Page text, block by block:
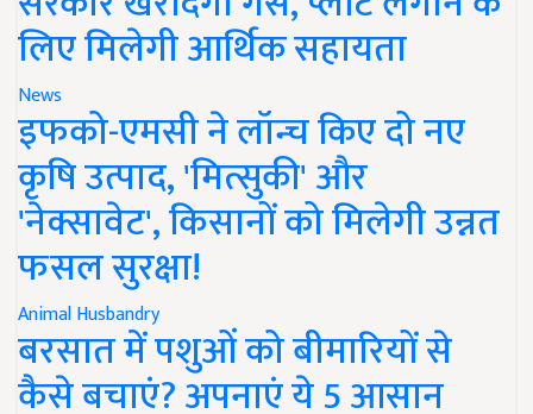
लिए मिलेगी आर्थिक सहायता
News
इफको-एमसी ने लॉन्च किए दो नए
कृषि उत्पाद, 'मित्सुकी' और
'नेक्सावेट', किसानों को मिलेगी उन्नत
फसल सुरक्षा!
Animal Husbandry
बरसात में पशुओं को बीमारियों से
कैसे बचाएं? अपनाएं ये 5 आसान